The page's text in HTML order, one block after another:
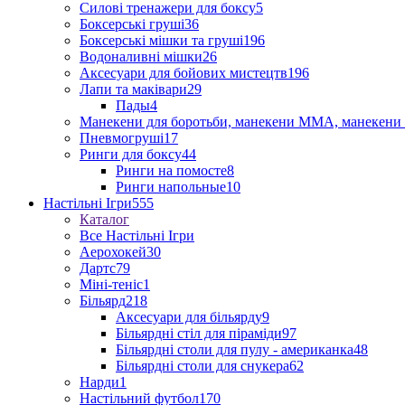
Силові тренажери для боксу5
Боксерські груші36
Боксерські мішки та груші196
Водоналивні мішки26
Аксесуари для бойових мистецтв196
Лапи та маківари29
Пады4
Манекени для боротьби, манекени ММА, манекени
Пневмогруші17
Ринги для боксу44
Ринги на помосте8
Ринги напольные10
Настільні Ігри555
Каталог
Все Настільні Ігри
Аерохокей30
Дартс79
Міні-теніс1
Більярд218
Аксесуари для більярду9
Більярдні стіл для піраміди97
Більярдні столи для пулу - американка48
Більярдні столи для снукера62
Нарди1
Настільний футбол170